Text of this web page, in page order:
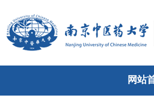
网站